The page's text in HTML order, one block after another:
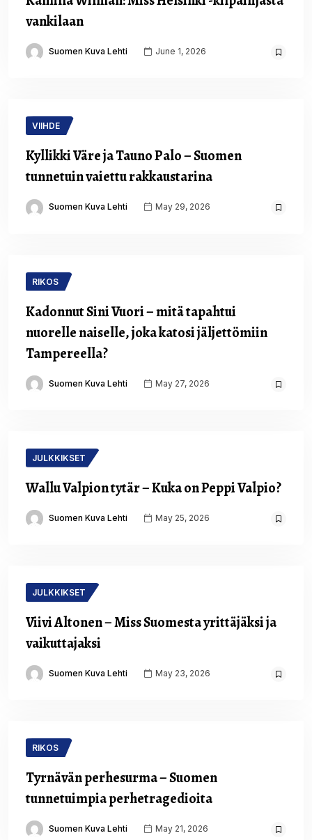
vankilaan
Suomen Kuva Lehti June 1, 2026
VIIHDE
Kyllikki Väre ja Tauno Palo – Suomen
tunnetuin vaiettu rakkaustarina
Suomen Kuva Lehti May 29, 2026
RIKOS
Kadonnut Sini Vuori – mitä tapahtui
nuorelle naiselle, joka katosi jäljettömiin
Tampereella?
Suomen Kuva Lehti May 27, 2026
JULKKIKSET
Wallu Valpion tytär – Kuka on Peppi Valpio?
Suomen Kuva Lehti May 25, 2026
JULKKIKSET
Viivi Altonen – Miss Suomesta yrittäjäksi ja
vaikuttajaksi
Suomen Kuva Lehti May 23, 2026
RIKOS
Tyrnävän perhesurma – Suomen
tunnetuimpia perhetragedioita
Suomen Kuva Lehti May 21, 2026